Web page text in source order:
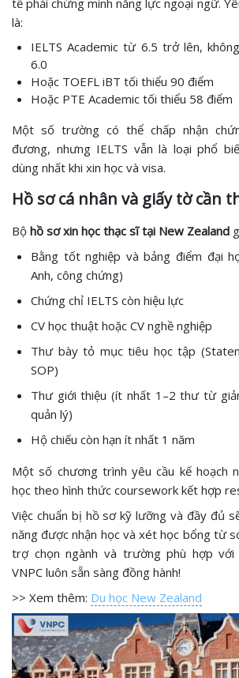
tế phải chứng minh năng lực ngoại ngữ.
là:
IELTS Academic từ 6.5 trở lên,
6.0
Hoặc TOEFL iBT tối thiểu 90 điểm
Hoặc PTE Academic tối thiểu 58 điểm
Một số trường có thể chấp nhận
đương, nhưng IELTS vẫn là loại phổ
dùng nhất khi xin học và visa.
Hồ sơ cá nhân và giấy tờ cần
Bộ hồ sơ xin học thạc sĩ tại New Zealand
Bằng tốt nghiệp và bảng điểm đại
Anh, công chứng)
Chứng chỉ IELTS còn hiệu lực
CV học thuật hoặc CV nghề nghiệp
Thư bày tỏ mục tiêu học tập
SOP)
Thư giới thiệu (ít nhất 1–2 thư từ
quản lý)
Hộ chiếu còn hạn ít nhất 1 năm
Một số chương trình yêu cầu kế hoạch
học theo hình thức coursework kết hợp
Việc chuẩn bị hồ sơ kỹ lưỡng và đầy đủ
năng được nhận học và xét học bổng từ
trợ chọn ngành và trường phù hợp với
VNPC luôn sẵn sàng đồng hành!
>> Xem thêm: Du học New Zealand